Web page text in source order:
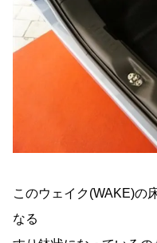
このウェイク(WAKE)の
なる